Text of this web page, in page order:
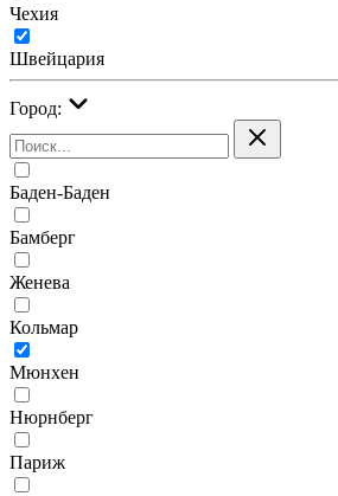
Чехия
Швейцария
Город:
Баден-Баден
Бамберг
Женева
Кольмар
Мюнхен
Нюрнберг
Париж